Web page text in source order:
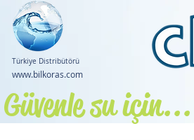
Türkiye Distribütörü
www.bilkoras.com
Güvenle su için...